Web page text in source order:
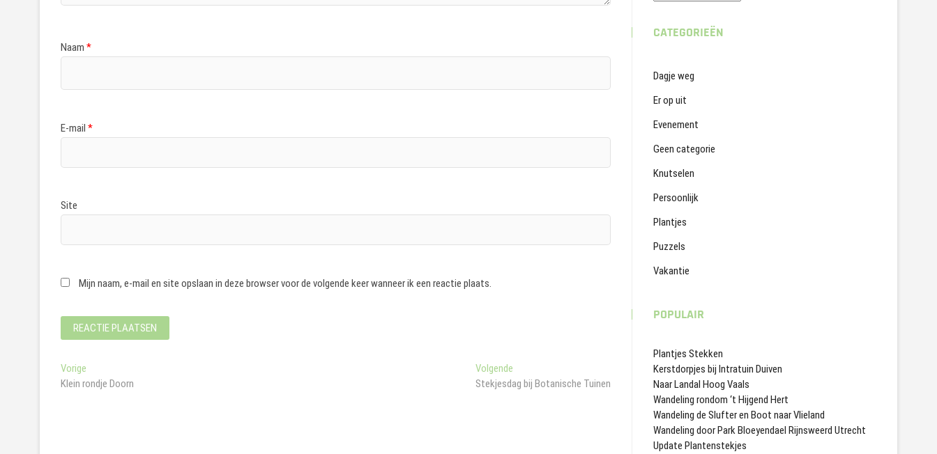
Naam *
E-mail *
Site
Mijn naam, e-mail en site opslaan in deze browser voor de volgende keer wanneer ik een reactie plaats.
Bericht
navigatie
Vorige
bericht:
Klein rondje Doorn
Volgende
bericht:
Stekjesdag bij Botanische Tuinen
CATEGORIEËN
Dagje weg
Er op uit
Evenement
Geen categorie
Knutselen
Persoonlijk
Plantjes
Puzzels
Vakantie
POPULAIR
Plantjes Stekken
Kerstdorpjes bij Intratuin Duiven
Naar Landal Hoog Vaals
Wandeling rondom ‘t Hijgend Hert
Wandeling de Slufter en Boot naar Vlieland
Wandeling door Park Bloeyendael Rijnsweerd Utrecht
Update Plantenstekjes